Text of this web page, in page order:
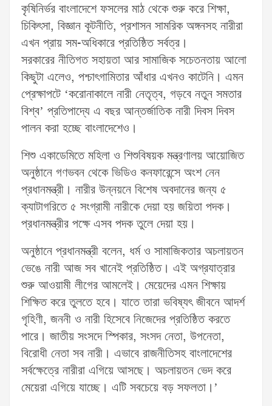
কৃষিনির্ভর বাংলাদেশে ফসলের মাঠ থেকে শুরু করে শিক্ষা,
চিকিৎসা, বিজ্ঞান কূটনীতি, প্রশাসন সামরিক অঙ্গনসহ নারীরা
এখন প্রায় সম-অধিকারে প্রতিষ্ঠিত সর্বত্র।
সরকারের নীতিগত সহায়তা আর সামাজিক সচেতনতায় আলো
কিছুটা এলেও, পশ্চাৎগামিতার আঁধার এখনও কাটেনি। এমন
প্রেক্ষাপটে ‘করোনাকালে নারী নেতৃত্ব, গড়বে নতুন সমতার
বিশ্ব’ প্রতিপাদ্যে এ বছর আন্তর্জাতিক নারী দিবস দিবস
পালন করা হচ্ছে বাংলাদেশেও।
শিশু একাডেমিতে মহিলা ও শিশুবিষয়ক মন্ত্রণালয় আয়োজিত
অনুষ্ঠানে গণভবন থেকে ভিডিও কনফারেন্সে অংশ নেন
প্রধানমন্ত্রী। নারীর উন্নয়নে বিশেষ অবদানের জন্য ৫
ক্যাটাগরিতে ৫ সংগ্রামী নারীকে দেয়া হয় জয়িতা পদক।
প্রধানমন্ত্রীর পক্ষে এসব পদক তুলে দেয়া হয়।
অনুষ্ঠানে প্রধানমন্ত্রী বলেন, ধর্ম ও সামাজিকতার অচলায়তন
ভেঙে নারী আজ সব খানেই প্রতিষ্ঠিত। এই অগ্রযাত্রার
শুরু আওয়ামী লীগের আমলেই। মেয়েদের এমন শিক্ষায়
শিক্ষিত করে তুলতে হবে। যাতে তারা ভবিষ্যৎ জীবনে আদর্শ
গৃহিণী, জননী ও নারী হিসেবে নিজেদের প্রতিষ্ঠিত করতে
পারে। জাতীয় সংসদে স্পিকার, সংসদ নেতা, উপনেতা,
বিরোধী নেতা সব নারী। এভাবে রাজনীতিসহ বাংলাদেশের
সর্বক্ষেত্রে নারীরা এগিয়ে আসছে। অচলায়তন ভেদ করে
মেয়েরা এগিয়ে যাচ্ছে। এটি সবচেয়ে বড় সফলতা।’